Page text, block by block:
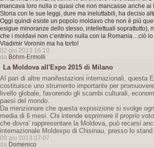
mancava loro nulla o quasi che non mancasse anche ai
Storia con le sue leggi, dure ma ineluttabili, ha deciso
Oggi quindi esiste un popolo moldavo che non è più
esigue minoranze dello stesso, intellettuali soprattutto),
che i moldavi non c’entrino nulla con la Romania…ciò
Vladimir Voronin ma ha torto!
02 giu 2013 16:10
da Böhm-Ermolli
La Moldova all'Expo 2015 di Milano
Al pari di altre manifestazioni internazionali, questa
costituisce uno strumento importante per
livello globale, favorendo gli scambi culturali,
paesi del mondo.
Da menzionare che questa exposizione si svolge
media di 6 mesi. Chi intende esprimere il proprio
che dovra’ rappresentare la Moldova, può recarsi
internazionale Moldexpo di Chisinau, presso lo stand
09 giu 2013 07:07
da Domenico